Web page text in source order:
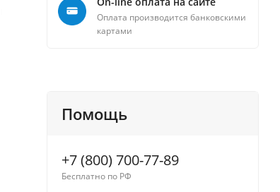
Оплата производится банковскими
картами
Помощь
+7 (800) 700-77-89
Бесплатно по РФ